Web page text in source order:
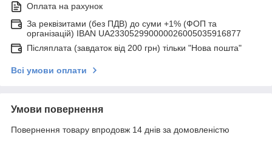
Оплата на рахунок
За реквізитами (без ПДВ) до суми +1% (ФОП та
організацій) IBAN UA233052990000026005035916877
Післяплата (завдаток від 200 грн) тільки "Нова пошта"
Всі умови оплати
Умови повернення
Повернення товару впродовж 14 днів за домовленістю